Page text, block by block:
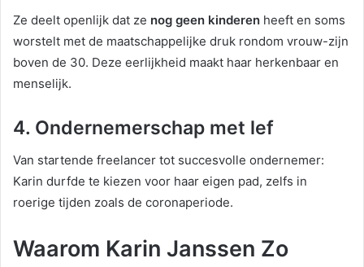
Ze deelt openlijk dat ze nog geen kinderen heeft en soms
worstelt met de maatschappelijke druk rondom vrouw-zijn
boven de 30. Deze eerlijkheid maakt haar herkenbaar en
menselijk.
4. Ondernemerschap met lef
Van startende freelancer tot succesvolle ondernemer:
Karin durfde te kiezen voor haar eigen pad, zelfs in
roerige tijden zoals de coronaperiode.
Waarom Karin Janssen Zo